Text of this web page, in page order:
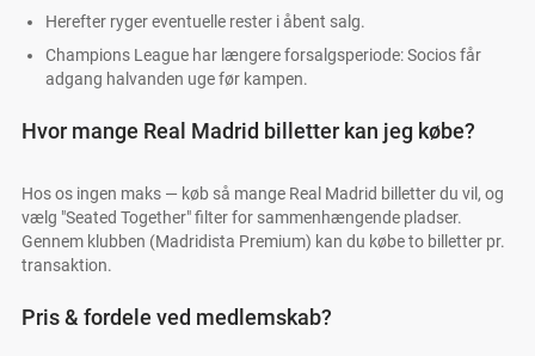
Herefter ryger eventuelle rester i åbent salg.
Champions League har længere forsalgsperiode: Socios får
adgang halvanden uge før kampen.
Hvor mange Real Madrid billetter kan jeg købe?
Hos os ingen maks — køb så mange Real Madrid billetter du vil, og
vælg "Seated Together" filter for sammenhængende pladser.
Gennem klubben (Madridista Premium) kan du købe to billetter pr.
transaktion.
Pris & fordele ved medlemskab?